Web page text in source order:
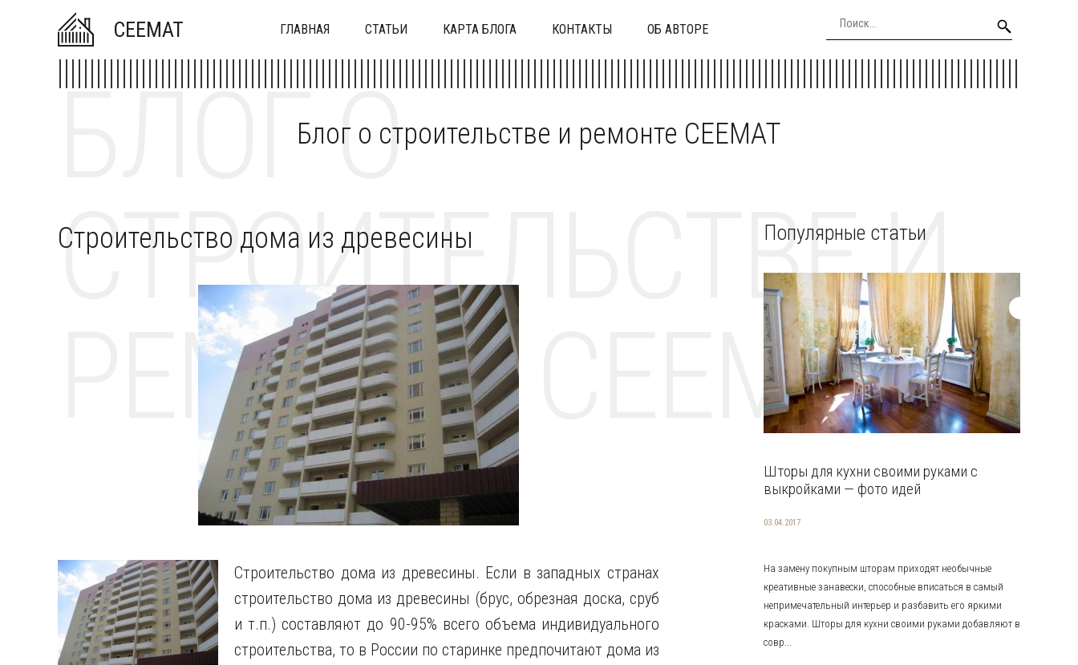
CEEMAT ГЛАВНАЯ СТАТЬИ КАРТА БЛОГА КОНТАКТЫ ОБ АВТОРЕ
Блог о строительстве и ремонте CEEMAT
БЛОГ О
СТРОИТЕЛЬСТВЕ И
РЕМОНТЕ CEEMAT
Строительство дома из древесины
Строительство дома из древесины. Если в западных странах
строительство дома из древесины (брус, обрезная доска, сруб
и т.п.) составляют до 90-95% всего объема индивидуального
строительства, то в России по старинке предпочитают дома из
Популярные статьи
Шторы для кухни своими руками с
выкройками — фото идей
03.04.2017
На замену покупным шторам приходят необычные
креативные занавески, способные вписаться в самый
непримечательный интерьер и разбавить его яркими
красками. Шторы для кухни своими руками добавляют в
совр...